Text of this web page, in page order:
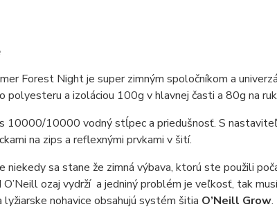
Forest Night je super zimným spoločníkom a
polyesteru a izoláciou 100g v hlavnej časti a 80g na
10000/10000 vodný stĺpec a priedušnosť. S
na zips a reflexnými prvkami v šití.
sa stane že zimná výbava, ktorú ste použili
ozaj vydrží a jedniný problém je veľkosť, tak
nohavice obsahujú systém šitia O’Neill Grow.